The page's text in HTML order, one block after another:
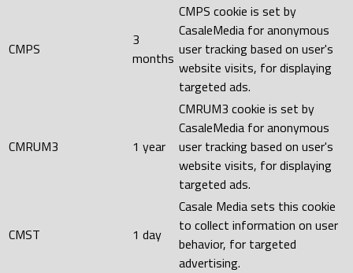
CMPS
3
months
CMPS cookie is set by
CasaleMedia for anonymous
user tracking based on user's
website visits, for displaying
targeted ads.
CMRUM3 1 year
CMRUM3 cookie is set by
CasaleMedia for anonymous
user tracking based on user's
website visits, for displaying
targeted ads.
CMST 1 day
Casale Media sets this cookie
to collect information on user
behavior, for targeted
advertising.